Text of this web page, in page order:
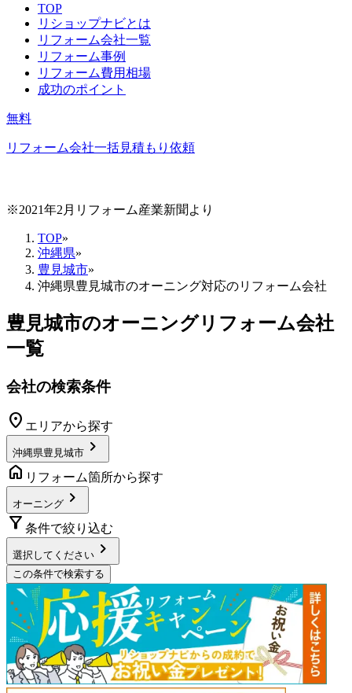
TOP
リショップナビとは
リフォーム会社一覧
リフォーム事例
リフォーム費用相場
成功のポイント
無料
リフォーム会社一括見積もり依頼
※2021年2月リフォーム産業新聞より
TOP»
沖縄県»
豊見城市»
沖縄県豊見城市のオーニング対応のリフォーム会社
豊見城市のオーニングリフォーム会社
一覧
会社の検索条件
location_on エリアから探す
沖縄県豊見城市 chevron_right
home リフォーム箇所から探す
オーニング chevron_right
filter_alt 条件で絞り込む
選択してください chevron_right
この条件で検索する